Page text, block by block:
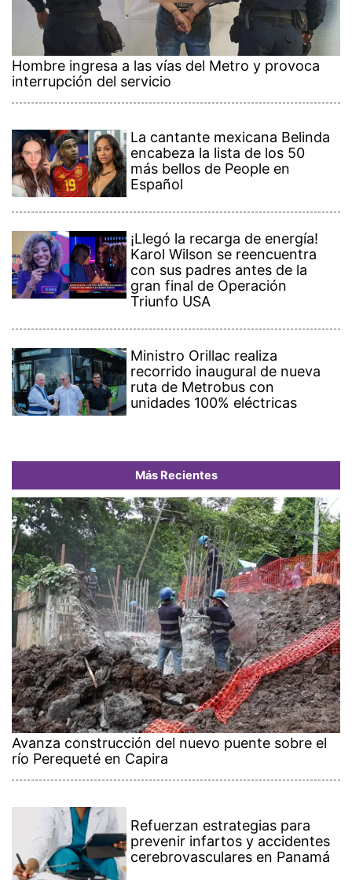
Hombre ingresa a las vías del Metro y provoca
interrupción del servicio
La cantante mexicana Belinda
encabeza la lista de los 50
más bellos de People en
Español
¡Llegó la recarga de energía!
Karol Wilson se reencuentra
con sus padres antes de la
gran final de Operación
Triunfo USA
Ministro Orillac realiza
recorrido inaugural de nueva
ruta de Metrobus con
unidades 100% eléctricas
Más Recientes
Avanza construcción del nuevo puente sobre el
río Perequeté en Capira
Refuerzan estrategias para
prevenir infartos y accidentes
cerebrovasculares en Panamá